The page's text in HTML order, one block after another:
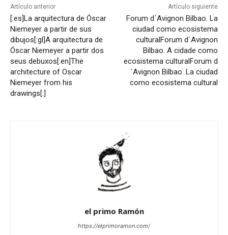
Artículo anterior
[:es]La arquitectura de Óscar
Niemeyer a partir de sus
dibujos[:gl]A arquitectura de
Óscar Niemeyer a partir dos
seus debuxos[:en]The
architecture of Oscar
Niemeyer from his
drawings[:]
Artículo siguiente
Forum d´Avignon Bilbao. La
ciudad como ecosistema
culturalForum d´Avignon
Bilbao. A cidade como
ecosistema culturalForum d
´Avignon Bilbao. La ciudad
como ecosistema cultural
el primo Ramón
https://elprimoramon.com/